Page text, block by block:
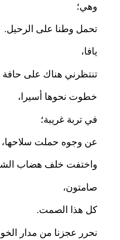
وهي؛
تحمل وطنا على الرحيل.
يافا،
تنتظرني هناك على حافة
خطوت نحوها أسيرا،
في تربة غريبة؛
عن وجوه حملت سلاحها،
واختفت خلف هضاب
صامتون،
كل هذا الصمت.
نحرر عجزنا من مدار